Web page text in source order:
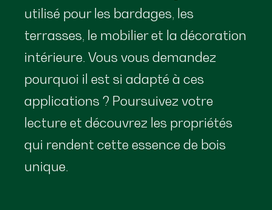
utilisé pour les bardages, les
terrasses, le mobilier et la décoration
intérieure. Vous vous demandez
pourquoi il est si adapté à ces
applications ? Poursuivez votre
lecture et découvrez les propriétés
qui rendent cette essence de bois
unique.